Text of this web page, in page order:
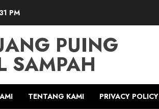
PM
PUING
SAMPAH
TENTANG KAMI PRIVACY POLICY